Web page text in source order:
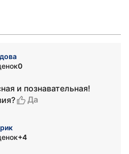
0
и познавательная!
Да
+4